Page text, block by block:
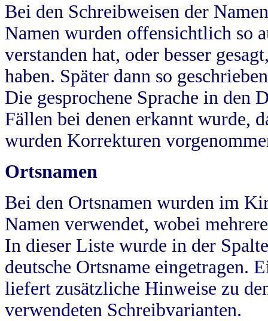
Bei den Schreibweisen der
Namen wurden offensichtlich so
verstanden hat, oder besser
haben. Später dann so
Die gesprochene Sprache in
Fällen bei denen erkannt wurde,
wurden Korrekturen
Ortsnamen
Bei den Ortsnamen wurden im
Namen verwendet, wobei
In dieser Liste wurde in der
deutsche Ortsname eingetragen.
liefert zusätzliche Hinweise zu
verwendeten Schreibvarianten.